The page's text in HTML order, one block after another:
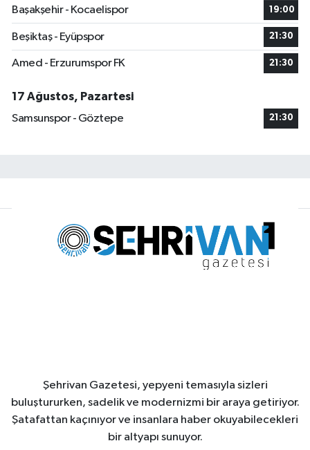
Başakşehir - Kocaelispor
19:00
Beşiktaş - Eyüpspor 21:30
Amed - Erzurumspor FK 21:30
17 Ağustos, Pazartesi
Samsunspor - Göztepe
21:30
Şehrivan Gazetesi, yepyeni temasıyla sizleri
buluştururken, sadelik ve modernizmi bir araya getiriyor.
Şatafattan kaçınıyor ve insanlara haber okuyabilecekleri
bir altyapı sunuyor.